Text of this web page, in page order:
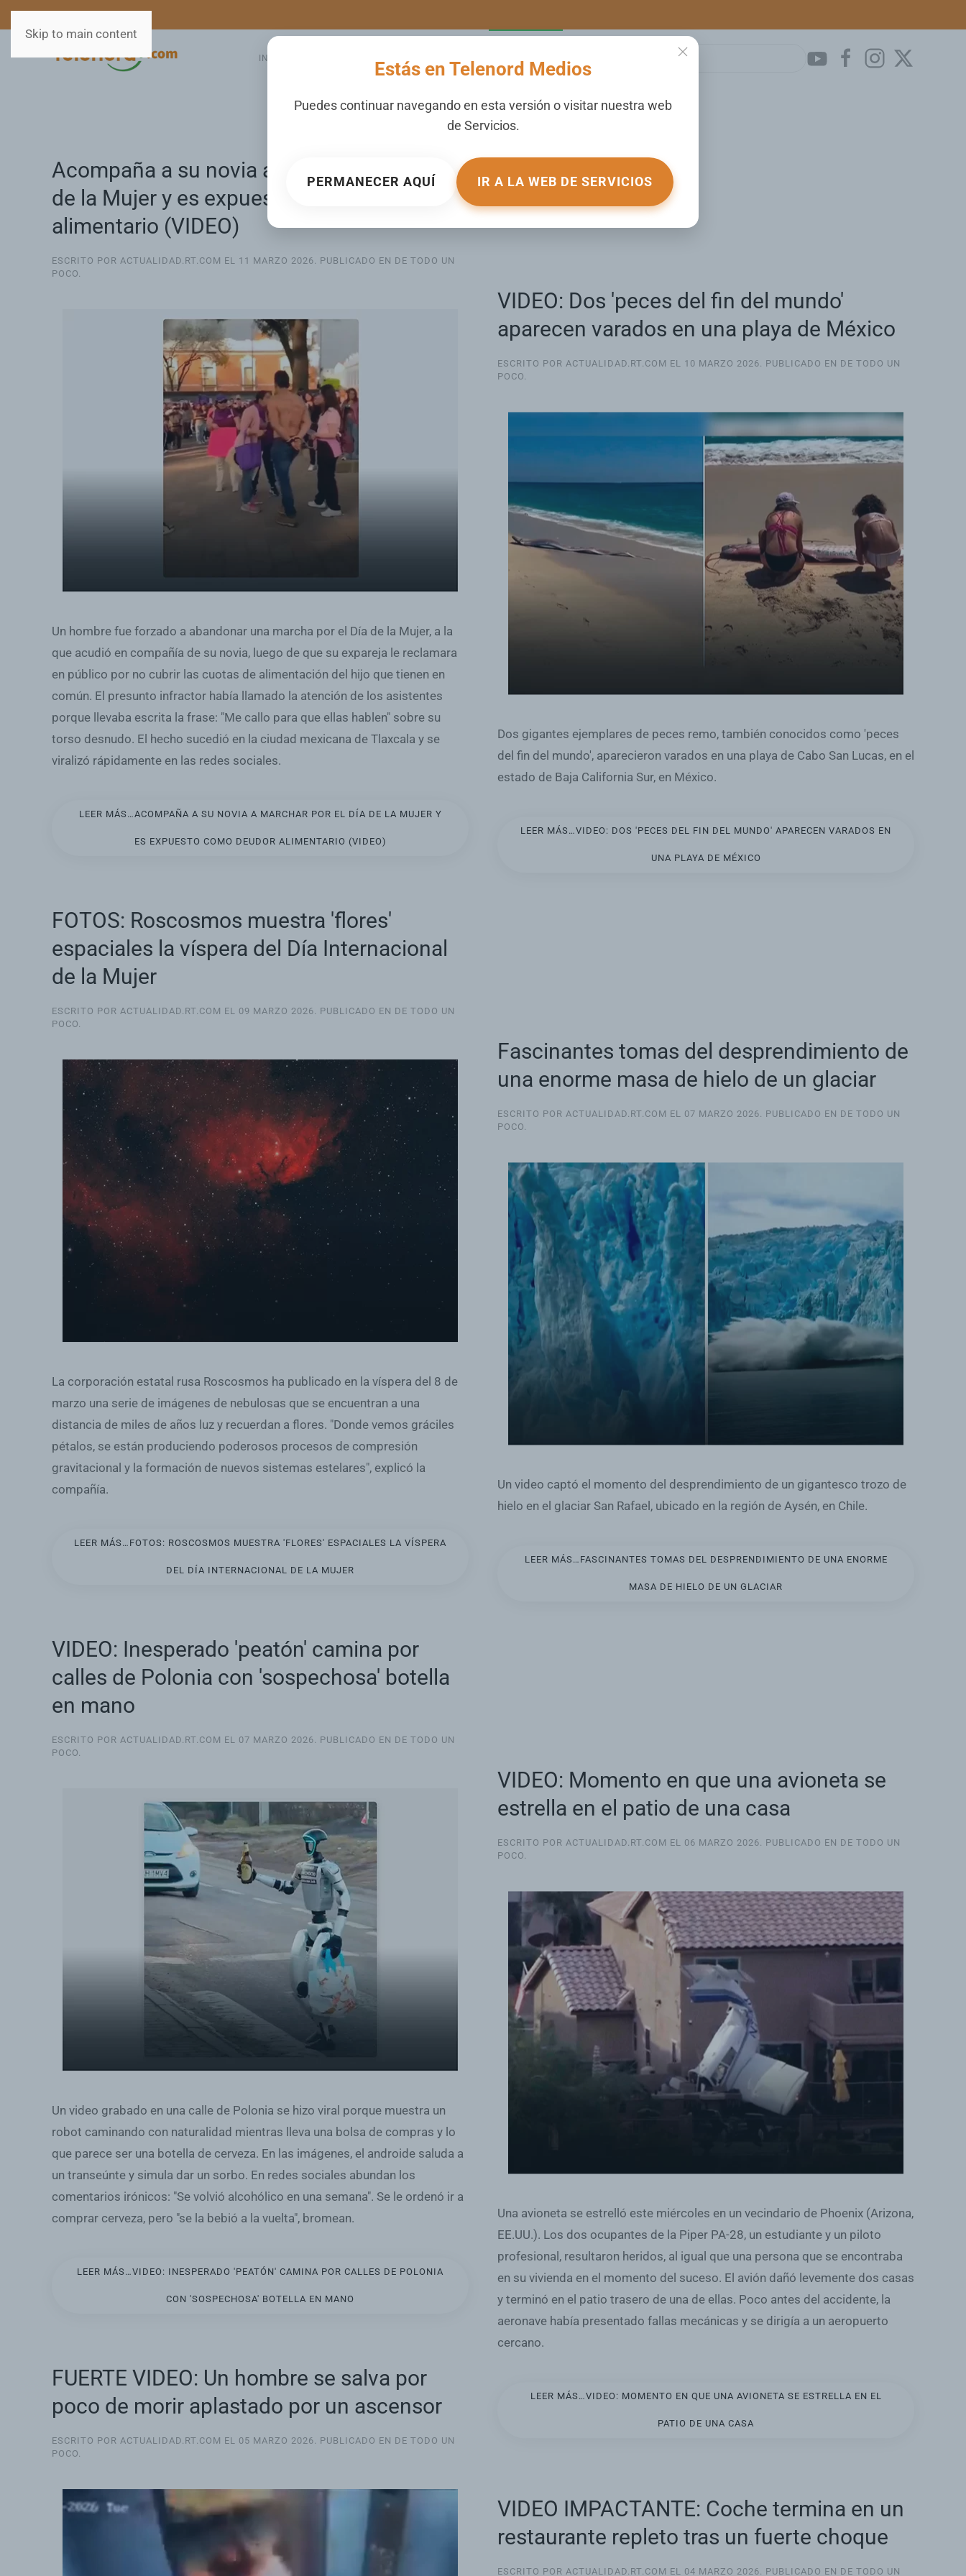
Estás en Telenord Medios
Puedes continuar navegando en esta versión o visitar nuestra web
de Servicios.
PERMANECER AQUÍ IR A LA WEB DE SERVICIOS
Skip to main content
INICIO
Acompaña a su novia a marchar por el Día
de la Mujer y es expuesto como deudor
alimentario (VIDEO)
ESCRITO POR ACTUALIDAD.RT.COM EL 11 MARZO 2026. PUBLICADO EN DE TODO UN
POCO.
Un hombre fue forzado a abandonar una marcha por el Día de la Mujer, a la
que acudió en compañía de su novia, luego de que su expareja le reclamara
en público por no cubrir las cuotas de alimentación del hijo que tienen en
común. El presunto infractor había llamado la atención de los asistentes
porque llevaba escrita la frase: "Me callo para que ellas hablen" sobre su
torso desnudo. El hecho sucedió en la ciudad mexicana de Tlaxcala y se
viralizó rápidamente en las redes sociales.
LEER MÁS…ACOMPAÑA A SU NOVIA A MARCHAR POR EL DÍA DE LA MUJER Y
ES EXPUESTO COMO DEUDOR ALIMENTARIO (VIDEO)
VIDEO: Dos 'peces del fin del mundo'
aparecen varados en una playa de México
ESCRITO POR ACTUALIDAD.RT.COM EL 10 MARZO 2026. PUBLICADO EN DE TODO UN
POCO.
Dos gigantes ejemplares de peces remo, también conocidos como 'peces
del fin del mundo', aparecieron varados en una playa de Cabo San Lucas, en el
estado de Baja California Sur, en México.
LEER MÁS…VIDEO: DOS 'PECES DEL FIN DEL MUNDO' APARECEN VARADOS EN
UNA PLAYA DE MÉXICO
FOTOS: Roscosmos muestra 'flores'
espaciales la víspera del Día Internacional
de la Mujer
ESCRITO POR ACTUALIDAD.RT.COM EL 09 MARZO 2026. PUBLICADO EN DE TODO UN
POCO.
La corporación estatal rusa Roscosmos ha publicado en la víspera del 8 de
marzo una serie de imágenes de nebulosas que se encuentran a una
distancia de miles de años luz y recuerdan a flores. "Donde vemos gráciles
pétalos, se están produciendo poderosos procesos de compresión
gravitacional y la formación de nuevos sistemas estelares", explicó la
compañía.
LEER MÁS…FOTOS: ROSCOSMOS MUESTRA 'FLORES' ESPACIALES LA VÍSPERA
DEL DÍA INTERNACIONAL DE LA MUJER
Fascinantes tomas del desprendimiento de
una enorme masa de hielo de un glaciar
ESCRITO POR ACTUALIDAD.RT.COM EL 07 MARZO 2026. PUBLICADO EN DE TODO UN
POCO.
Un video captó el momento del desprendimiento de un gigantesco trozo de
hielo en el glaciar San Rafael, ubicado en la región de Aysén, en Chile.
LEER MÁS…FASCINANTES TOMAS DEL DESPRENDIMIENTO DE UNA ENORME
MASA DE HIELO DE UN GLACIAR
VIDEO: Inesperado 'peatón' camina por
calles de Polonia con 'sospechosa' botella
en mano
ESCRITO POR ACTUALIDAD.RT.COM EL 07 MARZO 2026. PUBLICADO EN DE TODO UN
POCO.
Un video grabado en una calle de Polonia se hizo viral porque muestra un
robot caminando con naturalidad mientras lleva una bolsa de compras y lo
que parece ser una botella de cerveza. En las imágenes, el androide saluda a
un transeúnte y simula dar un sorbo. En redes sociales abundan los
comentarios irónicos: "Se volvió alcohólico en una semana". Se le ordenó ir a
comprar cerveza, pero "se la bebió a la vuelta", bromean.
LEER MÁS…VIDEO: INESPERADO 'PEATÓN' CAMINA POR CALLES DE POLONIA
CON 'SOSPECHOSA' BOTELLA EN MANO
VIDEO: Momento en que una avioneta se
estrella en el patio de una casa
ESCRITO POR ACTUALIDAD.RT.COM EL 06 MARZO 2026. PUBLICADO EN DE TODO UN
POCO.
Una avioneta se estrelló este miércoles en un vecindario de Phoenix (Arizona,
EE.UU.). Los dos ocupantes de la Piper PA-28, un estudiante y un piloto
profesional, resultaron heridos, al igual que una persona que se encontraba
en su vivienda en el momento del suceso. El avión dañó levemente dos casas
y terminó en el patio trasero de una de ellas. Poco antes del accidente, la
aeronave había presentado fallas mecánicas y se dirigía a un aeropuerto
cercano.
LEER MÁS…VIDEO: MOMENTO EN QUE UNA AVIONETA SE ESTRELLA EN EL
PATIO DE UNA CASA
FUERTE VIDEO: Un hombre se salva por
poco de morir aplastado por un ascensor
ESCRITO POR ACTUALIDAD.RT.COM EL 05 MARZO 2026. PUBLICADO EN DE TODO UN
POCO.
VIDEO IMPACTANTE: Coche termina en un
restaurante repleto tras un fuerte choque
ESCRITO POR ACTUALIDAD.RT.COM EL 04 MARZO 2026. PUBLICADO EN DE TODO UN